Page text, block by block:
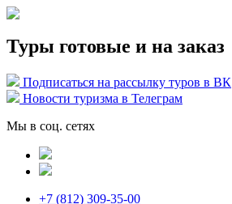
Туры готовые и на заказ
Подписаться на рассылку туров в ВК
Новости туризма в Телеграм
Мы в соц. сетях
+7 (812) 309-35-00